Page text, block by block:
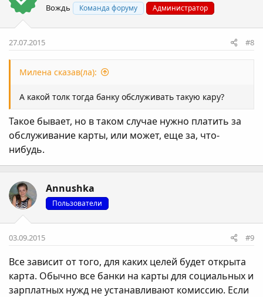
Вождь Команда форуму Администратор
27.07.2015 #8
Милена сказав(ла):
А какой толк тогда банку обслуживать такую кару?
Такое бывает, но в таком случае нужно платить за
обслуживание карты, или может, еще за, что-
нибудь.
Annushka
Пользователи
03.09.2015 #9
Все зависит от того, для каких целей будет открыта
карта. Обычно все банки на карты для социальных и
зарплатных нужд не устанавливают комиссию. Если